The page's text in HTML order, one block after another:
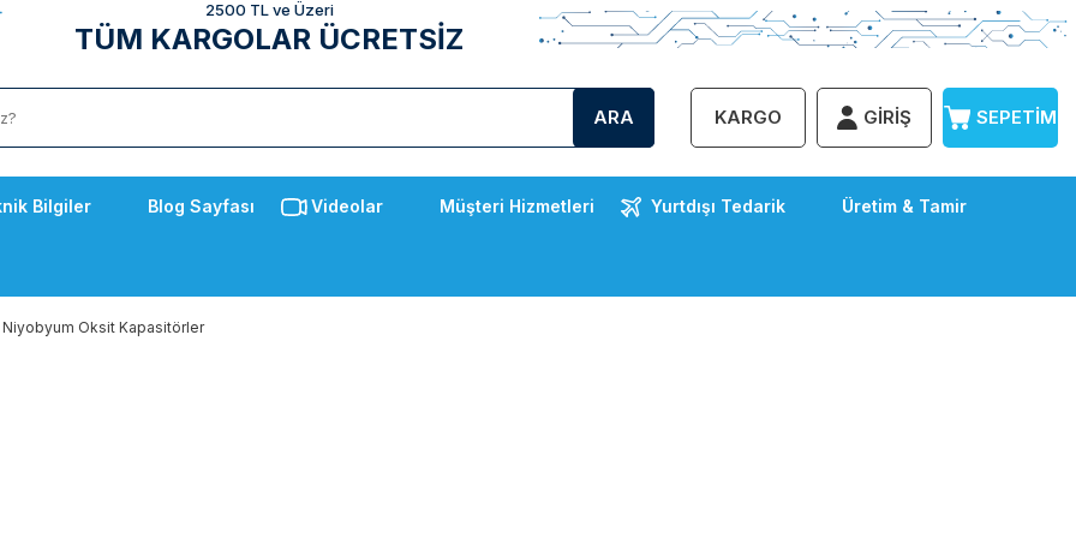
2500 TL ve Üzeri
TÜM KARGOLAR ÜCRETSİZ
ARA KARGO GIRIŞ SEPETIM
Bilgiler Blog Sayfası Videolar Müşteri Hizmetleri Yurtdışı Tedarik Üretim & Tamir
Niyobyum Oksit Kapasitörler